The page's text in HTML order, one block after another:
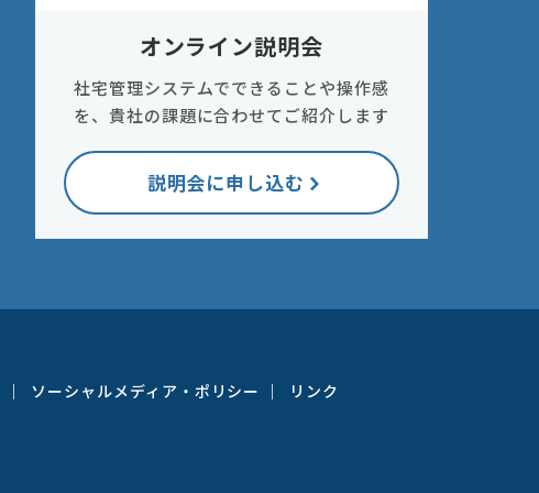
オンライン説明会
社宅管理システムでできることや操作感
を、貴社の課題に合わせてご紹介します
説明会に申し込む
ソーシャルメディア・ポリシー リンク